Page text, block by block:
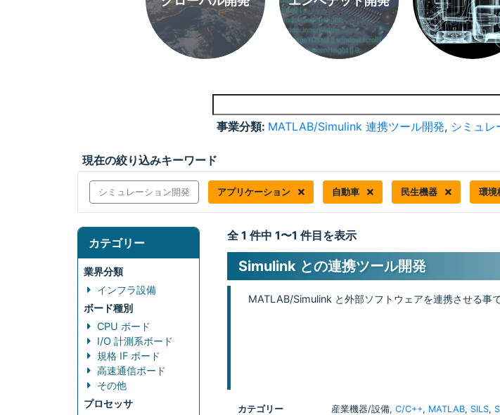
事業分類: MATLAB/Simulink 連携ツール開発, シミュレ
現在の絞り込みキーワード
シミュレーション開発 アプリケーション 自動車 民生機器 環境
カテゴリー
業界分類
インフラ設備
ボード種別
CPU ボード
I/O 計測系ボード
規格 IF ボード
高速通信ボード
その他
プロセッサ
全 1 件中 1〜1 件目を表示
Simulink との連携ツール開発
MATLAB/Simulink と外部ソフトウェアを連携させる事
カテゴリー 産業機器/設備, C/C++, MATLAB, SILS,